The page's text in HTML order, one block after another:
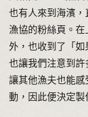
也有人來到海濱
漁協的粉絲頁。
外，也收到了「如
也讓我們注意到
讓其他漁夫也能
動，因此便決定製